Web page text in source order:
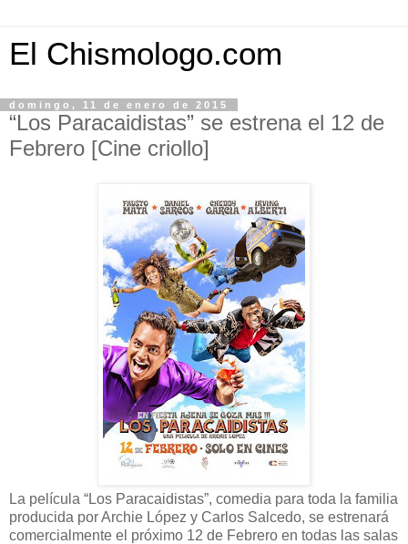
El Chismologo.com
domingo, 11 de enero de 2015
“Los Paracaidistas” se estrena el 12 de
Febrero [Cine criollo]
La película “Los Paracaidistas”, comedia para toda la familia
producida por Archie López y Carlos Salcedo, se estrenará
comercialmente el próximo 12 de Febrero en todas las salas